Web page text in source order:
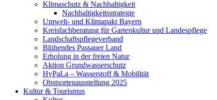
Klimaschutz & Nachhaltigkeit
Nachhaltigkeitsstrategie
Umwelt- und Klimapakt Bayern
Kreisfachberatung für Gartenkultur und Landespflege
Landschaftspflegeverband
Blühendes Passauer Land
Erholung in der freien Natur
Aktion Grundwasserschutz
HyPaLa – Wasserstoff & Mobilität
Obstsortenausstellung 2025
Kultur & Tourismus